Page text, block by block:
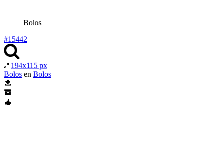
Bolos
#15442
194x115 px
Bolos en Bolos